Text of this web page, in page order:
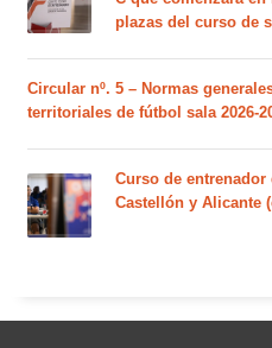
plazas del curso de
Circular nº. 5 – Normas
territoriales de fútbol sala 2026-
Curso de entrenador
Castellón y Alicante